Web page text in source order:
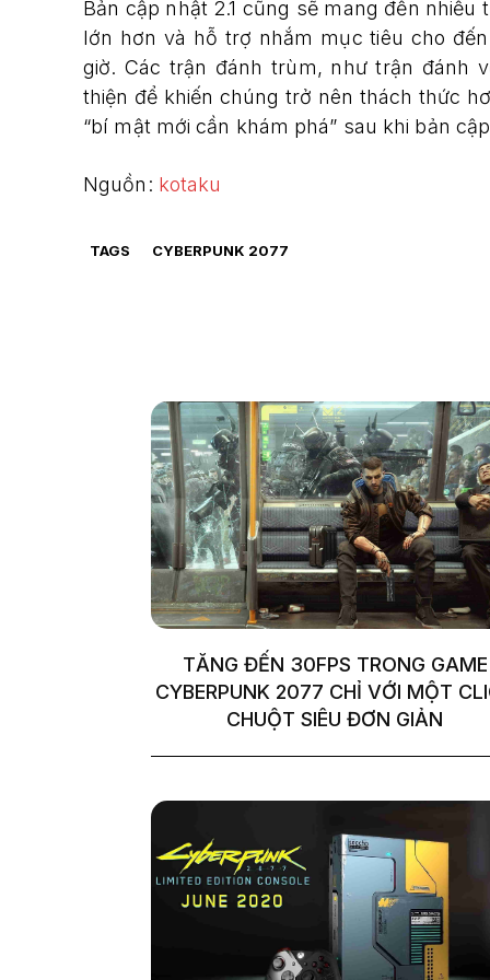
Bản cập nhật 2.1 cũng sẽ mang đến
lớn hơn và hỗ trợ nhắm mục tiêu cho
giờ. Các trận đánh trùm, như trận đánh
thiện để khiến chúng trở nên thách thức
“bí mật mới cần khám phá” sau khi bản
Nguồn: kotaku
TAGS CYBERPUNK 2077
TĂNG ĐẾN 30FPS TRONG GAME
CYBERPUNK 2077 CHỈ VỚI MỘT
CHUỘT SIÊU ĐƠN GIẢN